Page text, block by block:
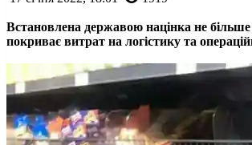
Встановлена державою націнка не
покриває витрат на логістику та